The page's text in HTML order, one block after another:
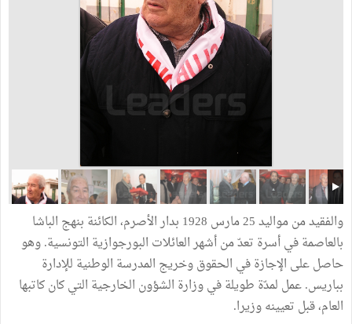
والفقيد من مواليد 25 مارس 1928 بدار الأصرم، الكائنة بنهج الباشا
بالعاصمة في أسرة تعدّ من أشهر العائلات البورجوازية التونسية. وهو
حاصل على الإجازة في الحقوق وخريج المدرسة الوطنية للإدارة
بباريس. عمل لمدّة طويلة في وزارة الشؤون الخارجية التي كان كاتبها
العام، قبل تعيينه وزيرا.